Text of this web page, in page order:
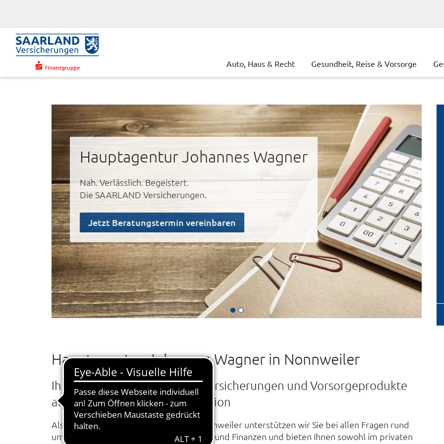
Auto, Haus & Recht Gesundheit, Reise & Vorsorge
Hauptagentur Johannes Wagner
Nah. Verlässlich. Begeistert.
Die SAARLAND Versicherungen.
Jetzt Beratungstermin vereinbaren
Hauptagentur Johannes Wagner in Nonnweiler
Ihr kompetenter Partner für Versicherungen und Vorsorgeprodukte
aus Nonnweiler für unsere Region
Als kompetente Ansprechpartner in Nonnweiler unterstützen wir Sie bei allen Fragen rund
um das Thema Versicherungen, Vorsorge und Finanzen und bieten Ihnen sowohl im privaten